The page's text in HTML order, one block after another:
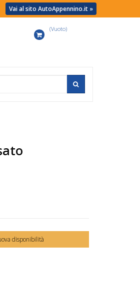
Vai al sito AutoAppennino.it »
(Vuoto)
disponibilità